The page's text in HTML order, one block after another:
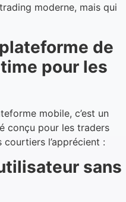
moderne, mais qui
de
pour les
mobile, c’est un
conçu pour les traders
courtiers l’apprécient :
sans